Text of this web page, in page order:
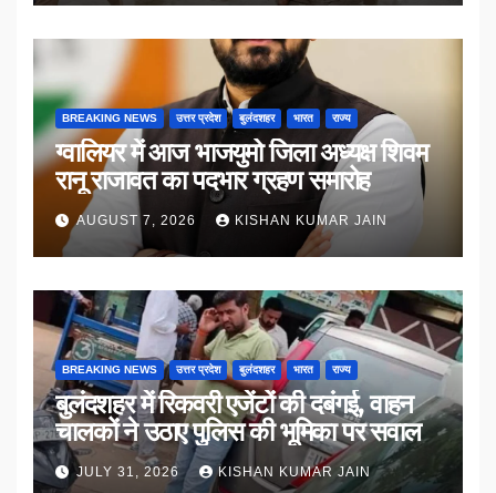
BREAKING NEWS उत्तर प्रदेश बुलंदशहर भारत राज्य
ग्वालियर में आज भाजयुमो जिला अध्यक्ष शिवम
रानू राजावत का पदभार ग्रहण समारोह
AUGUST 7, 2026 KISHAN KUMAR JAIN
BREAKING NEWS उत्तर प्रदेश बुलंदशहर भारत राज्य
बुलंदशहर में रिकवरी एजेंटों की दबंगई, वाहन
चालकों ने उठाए पुलिस की भूमिका पर सवाल
JULY 31, 2026 KISHAN KUMAR JAIN